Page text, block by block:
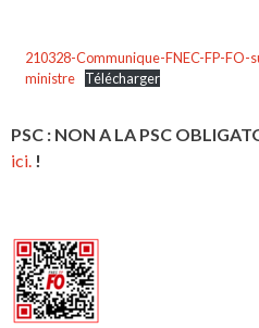
210328-Communique-FNEC-FP-FO-
ministre
Télécharger
PSC : NON A LA PSC
ici. !